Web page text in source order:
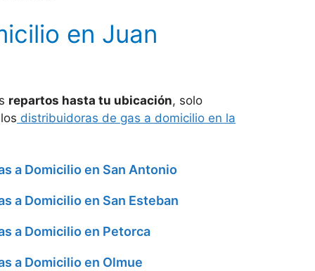
en Juan
repartos hasta tu ubicación, solo
distribuidoras de gas a domicilio en la
a Domicilio en San Antonio
a Domicilio en San Esteban
a Domicilio en Petorca
a Domicilio en Olmue